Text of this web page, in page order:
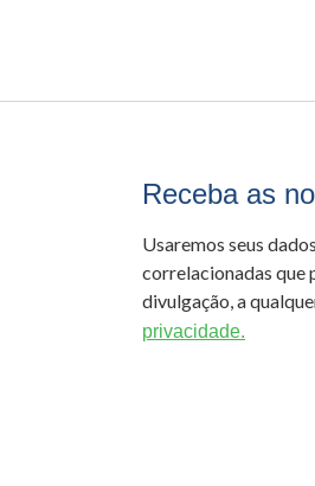
Receba as
Usaremos seus
correlacionadas que
divulgação, a
privacidade.